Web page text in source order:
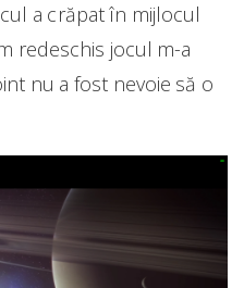
a crăpat în mijlocul
redeschis jocul m-a
nu a fost nevoie să o